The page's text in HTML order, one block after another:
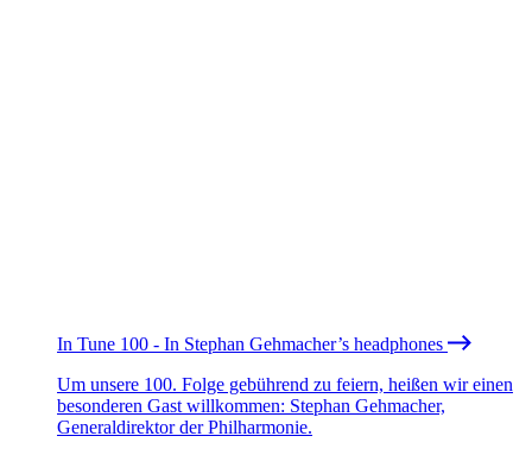
In Tune 100 - In Stephan Gehmacher’s headphones
Um unsere 100. Folge gebührend zu feiern, heißen wir einen
besonderen Gast willkommen: Stephan Gehmacher,
Generaldirektor der Philharmonie.